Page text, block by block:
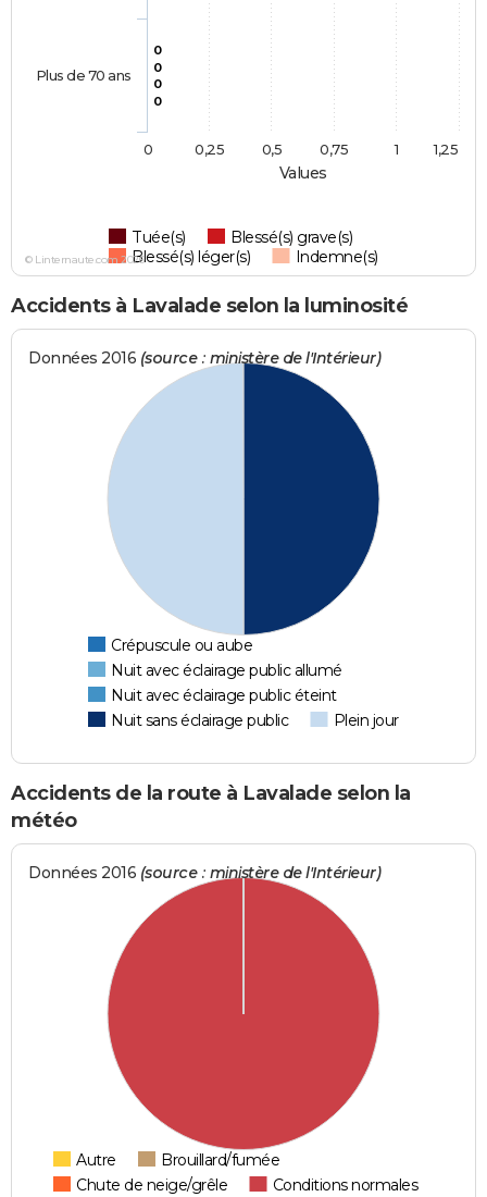
Values
0
0
0
0
Tuée(s)
Blessé(s) grave(s)
Blessé(s) léger(s)
Indemne(s)
Plus de 70 ans
0 1
0,25 0,5 0,75 1,25
© Linternaute.com 2026
Accidents à Lavalade selon la luminosité
Données 2016 (source : ministère de l'Intérieur)
Crépuscule ou aube
Nuit avec éclairage public allumé
Nuit avec éclairage public éteint
Nuit sans éclairage public
Plein jour
Accidents de la route à Lavalade selon la
météo
Données 2016 (source : ministère de l'Intérieur)
Autre
Brouillard/fumée
Chute de neige/grêle
Conditions normales